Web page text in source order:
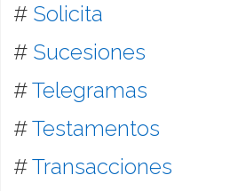
# Solicita
# Sucesiones
#Telegramas
#Testamentos
#Transacciones